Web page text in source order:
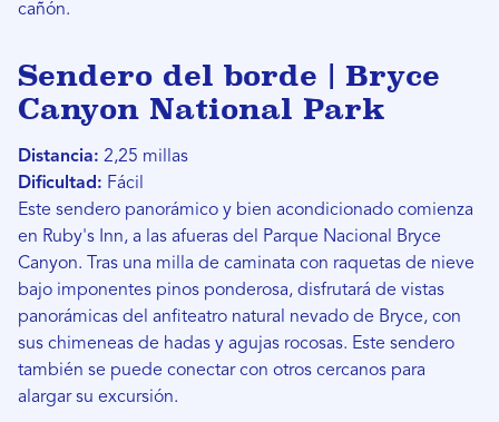
cañón.
Sendero del borde | Bryce
Canyon National Park
Distancia: 2,25 millas
Dificultad: Fácil
Este sendero panorámico y bien acondicionado comienza
en Ruby's Inn, a las afueras del Parque Nacional Bryce
Canyon. Tras una milla de caminata con raquetas de nieve
bajo imponentes pinos ponderosa, disfrutará de vistas
panorámicas del anfiteatro natural nevado de Bryce, con
sus chimeneas de hadas y agujas rocosas. Este sendero
también se puede conectar con otros cercanos para
alargar su excursión.